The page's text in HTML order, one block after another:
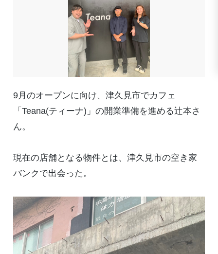
9月のオープンに向け、津久見市でカフェ
「 Teana(ティーナ) 」の開業準備を進める辻本さ
ん。
現在の店舗となる物件とは、津久見市の空き家
バンクで出会った。